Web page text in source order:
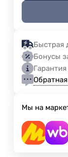
Быстрая
Бонусы
Мы на